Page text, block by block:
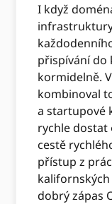
I když
přispívání do
kormidelně.
kombinoval
a startupové
rychle dostat
cestě
přístup z
dobrý zápas